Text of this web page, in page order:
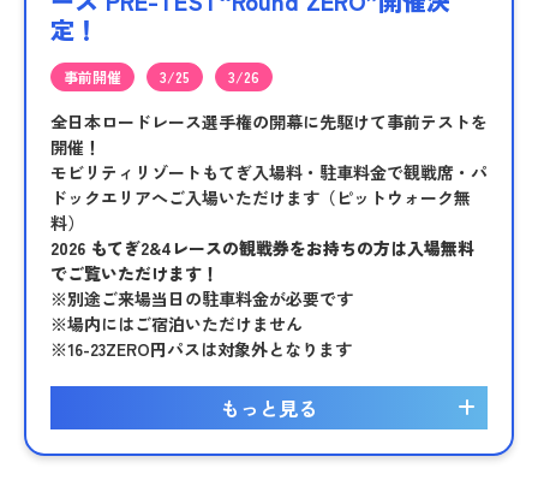
定！
事前開催 3/25 3/26
全日本ロードレース選手権の開幕に先駆けて事前テストを
開催！
モビリティリゾートもてぎ入場料・駐車料金で観戦席・パ
ドックエリアへご入場いただけます（ピットウォーク無
料）
2026 もてぎ2&4レースの観戦券をお持ちの方は入場無料
でご覧いただけます！
※別途ご来場当日の駐車料金が必要です
※場内にはご宿泊いただけません
※16-23ZERO円パスは対象外となります
もっと見る